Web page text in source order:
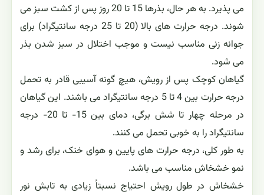
می پذیرد. به هر حال، بذرها 15 تا 20 روز پس از کشت سبز می
شوند. درجه حرارت های بالا (20 تا 25 درجه سانتیگراد) برای
جوانه زنی مناسب نیست و موجب اختلال در سبز شدن بذر
می شود.
گیاهان کوچک پس از رویش، هیچ گونه آسیبی قادر به تحمل
درجه حرارت بین 4 تا 5 درجه سانتیگراد می باشند. این گیاهان
در مرحله چهار تا شش برگی، دمای بین 15- تا 20- درجه
سانتیگراد را به خوبی تحمل می کنند.
به طور کلی، درجه حرارت های پایین و هوای خنک، برای رشد و
نمو خشخاش مناسب می باشد.
خشخاش در طول رویش احتیاج نسبتاً زیادی به تابش نور